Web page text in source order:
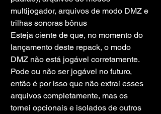
multijogador, arquivos de modo DMZ e
trilhas sonoras bônus
Esteja ciente de que, no momento do
lançamento deste repack, o modo
DMZ não está jogável corretamente.
Pode ou não ser jogável no futuro,
então é por isso que não extraí esses
arquivos completamente, mas os
tornei opcionais e isolados de outros